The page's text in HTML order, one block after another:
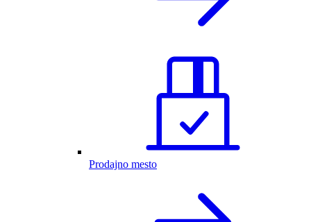
Prodajno mesto